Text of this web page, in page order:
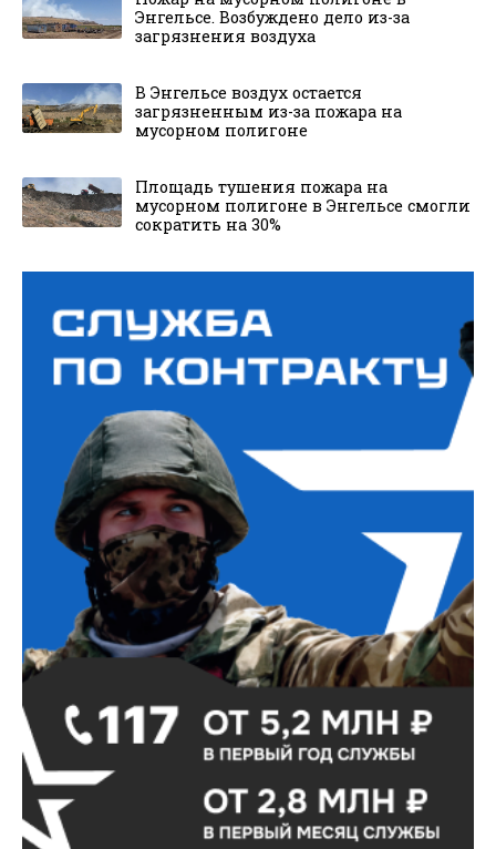
Энгельсе. Возбуждено дело из-за
загрязнения воздуха
В Энгельсе воздух остается
загрязненным из-за пожара на
мусорном полигоне
Площадь тушения пожара на
мусорном полигоне в Энгельсе смогли
сократить на 30%